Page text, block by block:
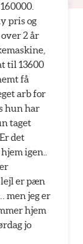
pris og
2 år
til 13600
få
arb for
hun har
taget
det
igen..
er pæn
men jeg er
hjem
jo